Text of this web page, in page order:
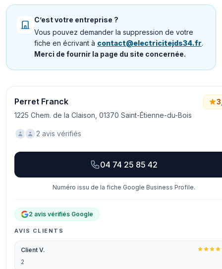
C’est votre entreprise ?
Vous pouvez demander la suppression de votre
fiche en écrivant à contact@electricitejds34.fr.
Merci de fournir la page du site concernée.
Perret Franck
1225 Chem. de la Claison, 01370 Saint-Étienne-du-Bois
2 avis vérifiés
04 74 25 85 42
Numéro issu de la fiche Google Business Profile.
2 avis vérifiés Google
AVIS CLIENTS
Client V.
2